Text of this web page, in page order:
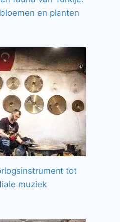
en planten
tot
muziek